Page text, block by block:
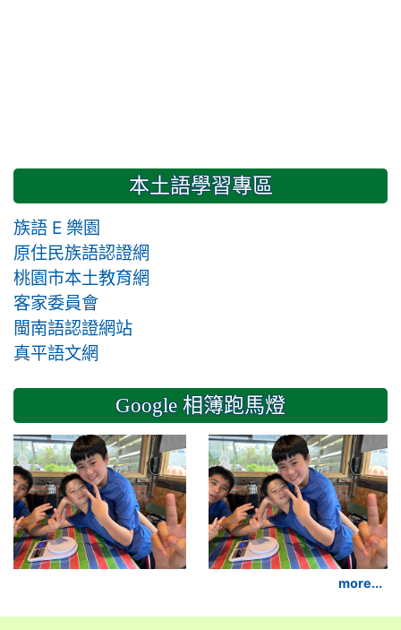
本土語學習專區
族語 E 樂園
原住民族語認證網
桃園市本土教育網
客家委員會
閩南語認證網站
真平語文網
Google 相簿跑馬燈
2024-11-14 六年級三和
more...